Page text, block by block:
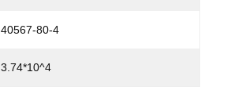
40567-80-4
3.74*10^4